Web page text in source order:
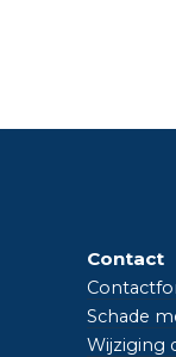
Contact
Schade
Wijziging